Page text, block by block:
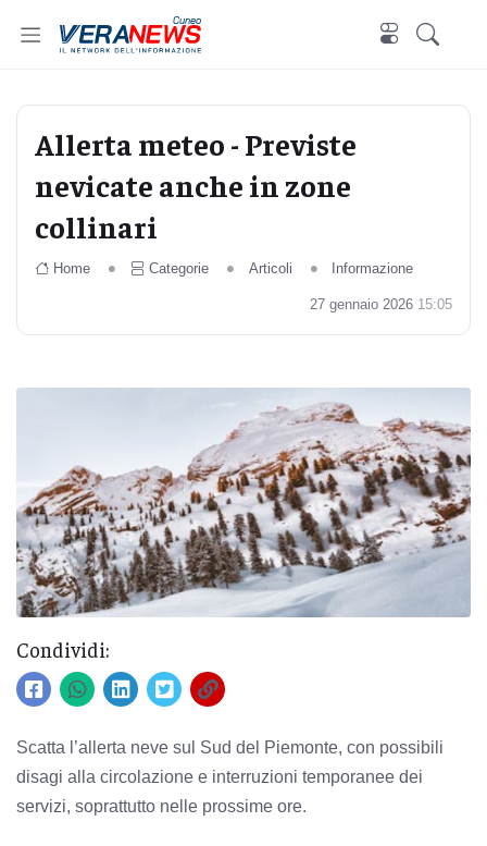
Cuneo
Allerta meteo - Previste
nevicate anche in zone
collinari
Home Categorie Articoli Informazione
27 gennaio 2026 15:05
Condividi:
Scatta l’allerta neve sul Sud del Piemonte, con possibili
disagi alla circolazione e interruzioni temporanee dei
servizi, soprattutto nelle prossime ore.